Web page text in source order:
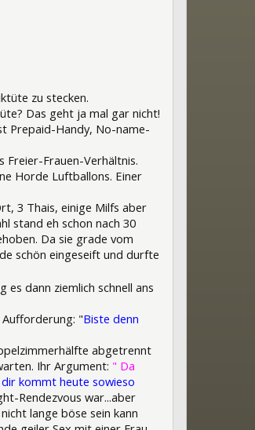
zu stecken.
Das geht ja mal gar nicht!
Prepaid-Handy, No-name-
Freier-Frauen-Verhältnis.
Horde Luftballons. Einer
3 Thais, einige Milfs aber
stand eh schon nach 30
Da sie grade vom
schön eingeseift und durfte
dann ziemlich schnell ans
Aufforderung: "Biste denn
abgetrennt
Ihr Argument: " Da
kommt heute sowieso
Rendezvous war...aber
lange böse sein kann